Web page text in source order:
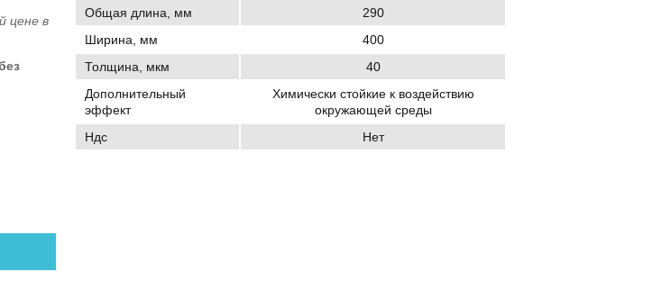
цене в
Общая длина, мм
290
Ширина, мм
400
Толщина, мкм
40
Дополнительный
эффект
Химически стойкие к воздействию
окружающей среды
Ндс
Нет